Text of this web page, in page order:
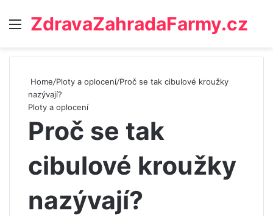
Menu
ZdravaZahradaFarmy.cz
Home/Ploty a oplocení/Proč se tak cibulové kroužky
nazývají?
Ploty a oplocení
Proč se tak
cibulové kroužky
nazývají?